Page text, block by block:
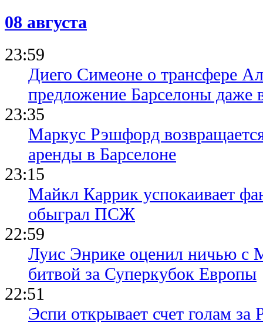
08 августа
23:59
Диего Симеоне о трансфере
предложение Барселоны даже
23:35
Маркус Рэшфорд
аренды в Барселоне
23:15
Майкл Каррик успокаивает
обыграл ПСЖ
22:59
Луис Энрике оценил ничью с
битвой за Суперкубок Европы
22:51
Эспи открывает счет голам